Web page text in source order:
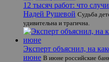
12 тысяч работ: что
Надей Рушевой Судьба
удивительна и трагична.
Эксперт объяснил, на
июне В июне российские